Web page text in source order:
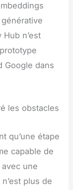
n’est
Google dans
les obstacles
qu’une étape
capable de
une
plus de